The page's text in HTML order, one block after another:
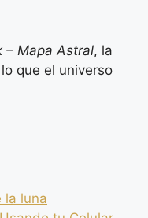
– Mapa Astral, la
que el universo
la luna